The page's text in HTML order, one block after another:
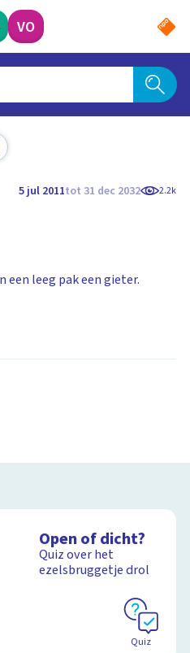
VO
5 jul 2011tot 31 dec 2032 2.2k
een leeg pak een gieter.
Open of dicht?
Quiz over het
ezelsbruggetje drol
Quiz